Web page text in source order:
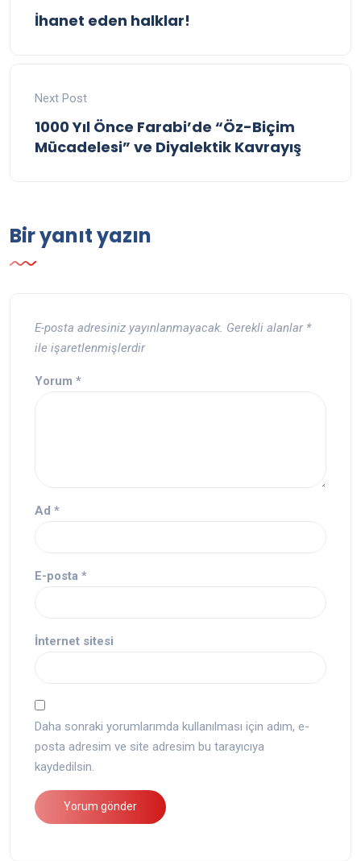
İhanet eden halklar!
Next Post
1000 Yıl Önce Farabi’de “Öz-Biçim
Mücadelesi” ve Diyalektik Kavrayış
Bir yanıt yazın
E-posta adresiniz yayınlanmayacak. Gerekli alanlar *
ile işaretlenmişlerdir
Yorum *
Ad *
E-posta *
İnternet sitesi
Daha sonraki yorumlarımda kullanılması için adım, e-
posta adresim ve site adresim bu tarayıcıya
kaydedilsin.